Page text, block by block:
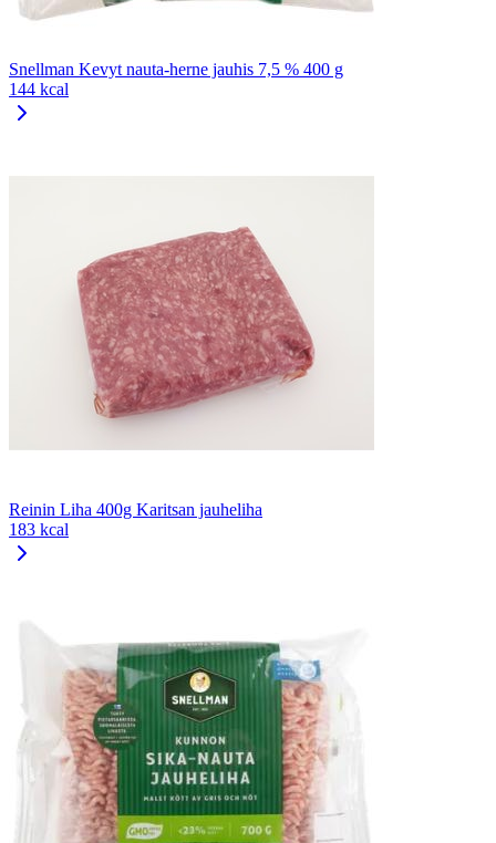
Snellman Kevyt nauta-herne jauhis 7,5 % 400 g
144 kcal
Reinin Liha 400g Karitsan jauheliha
183 kcal